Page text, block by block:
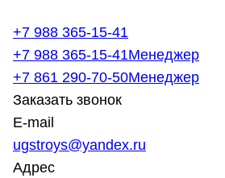
+7 988 365-15-41
+7 988 365-15-41Менеджер
+7 861 290-70-50Менеджер
Заказать звонок
E-mail
ugstroys@yandex.ru
Адрес